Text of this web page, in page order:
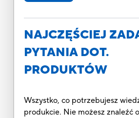
NAJCZĘŚCIEJ
PYTANIA DOT.
PRODUKTÓW
Wszystko, co potrzebujesz
produkcie. Nie możesz znaleźć